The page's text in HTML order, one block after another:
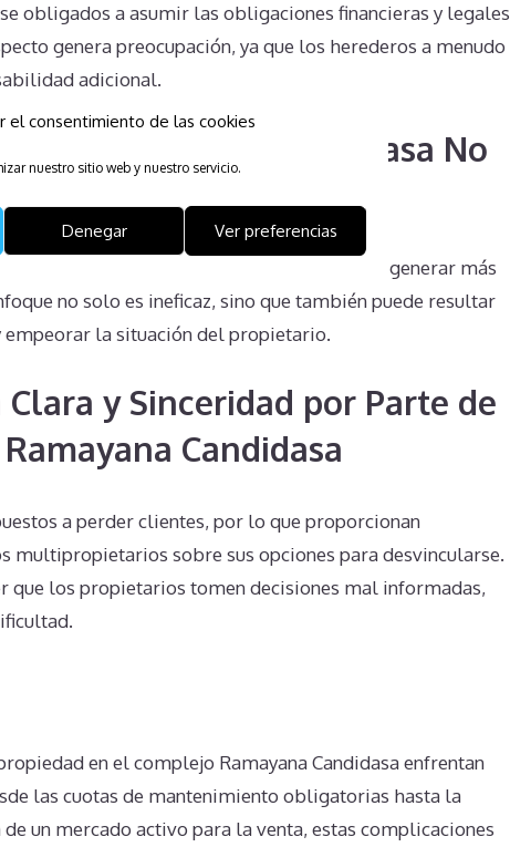
el consentimiento de las cookies
nuestro sitio web y nuestro servicio.
Denegar Ver preferencias
obligados a asumir las obligaciones financieras y legales
genera preocupación, ya que los herederos a menudo
adicional.
en Ramayana Candidasa No
no es posible legalmente y puede generar más
no solo es ineficaz, sino que también puede resultar
empeorar la situación del propietario.
y Sinceridad por Parte de
Candidasa
a perder clientes, por lo que proporcionan
multipropietarios sobre sus opciones para desvincularse.
que los propietarios tomen decisiones mal informadas,
en el complejo Ramayana Candidasa enfrentan
las cuotas de mantenimiento obligatorias hasta la
un mercado activo para la venta, estas complicaciones